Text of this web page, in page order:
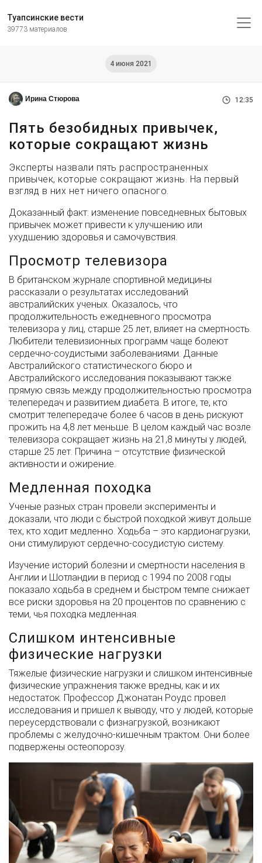
Туапсинские вести
39773 материалов
4 июня 2021
Ирина Стюрова 12:35
Пять безобидных привычек,
которые сокращают жизнь
Эксперты назвали пять распространенных
привычек, которые сокращают жизнь. На первый
взгляд в них нет ничего опасного.
Доказанный факт: изменение повседневных бытовых
привычек может привести к улучшению или
ухудшению здоровья и самочувствия.
Просмотр телевизора
В британском журнале спортивной медицины
рассказали о результатах исследований
австралийских ученых. Оказалось, что
продолжительность ежедневного просмотра
телевизора у лиц, старше 25 лет, влияет на смертность.
Любители телевизионных программ чаще болеют
сердечно-соудистыми заболеваниями. Данные
Австралийского статистического бюро и
Австралийского исследования показывают также
прямую связь между продолжительностью просмотра
телепередач и развитием диабета. В итоге, те, кто
смотрит телепередаче более 6 часов в день рискуют
прожить на 4,8 лет меньше. В целом каждый час возле
телевизора сокращает жизнь на 21,8 минуты у людей,
старше 25 лет. Причина – отсутствие физической
активности и ожирение.
Медленная походка
Ученые разных стран провели эксперименты и
доказали, что люди с быстрой походкой живут дольше
тех, кто ходит медленно. Ходьба – это кардионагрузки,
они стимулируют сердечно-сосудистую систему.
Изучение историй болезни и смертности населения в
Англии и Шотландии в период с 1994 по 2008 годы
показало ходьба в среднем и быстром темпе снижает
все риски здоровья на 20 процентов по сравнению с
теми, чья походка медленная.
Слишком интенсивные
физические нагрузки
Тяжелые физические нагрузки и слишком интенсивные
физические упражнения также вредны, как и их
недостаток. Профессор Джонатан Роудс провел
исследования и пришел к выводу, что у людей, которые
переусердствовали с физнагрузкой, возникают
проблемы с желудочно-кишечным трактом. Они более
подвержены остеопорозу.